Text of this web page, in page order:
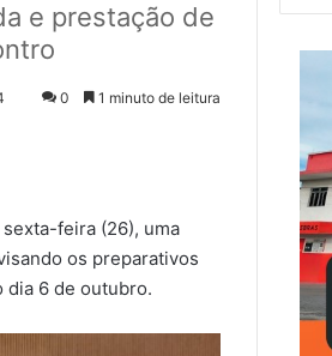
e prestação de
0 1 minuto de leitura
feira (26), uma
os preparativos
dia 6 de outubro.